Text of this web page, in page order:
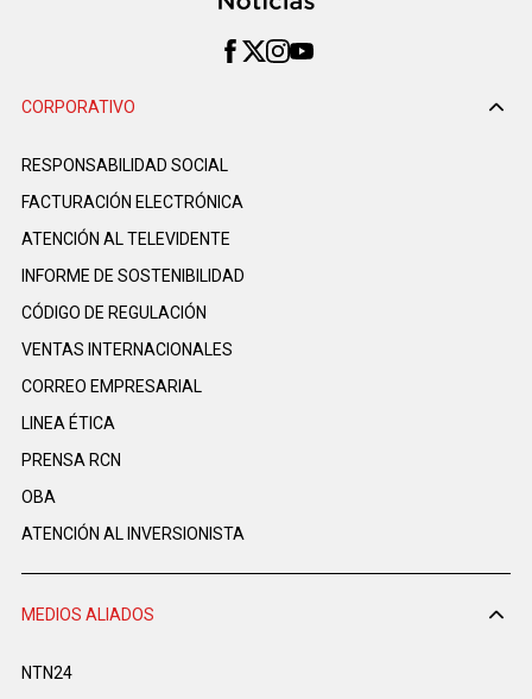
CORPORATIVO
RESPONSABILIDAD SOCIAL
FACTURACIÓN ELECTRÓNICA
ATENCIÓN AL TELEVIDENTE
INFORME DE SOSTENIBILIDAD
CÓDIGO DE REGULACIÓN
VENTAS INTERNACIONALES
CORREO EMPRESARIAL
LINEA ÉTICA
PRENSA RCN
OBA
ATENCIÓN AL INVERSIONISTA
MEDIOS ALIADOS
NTN24